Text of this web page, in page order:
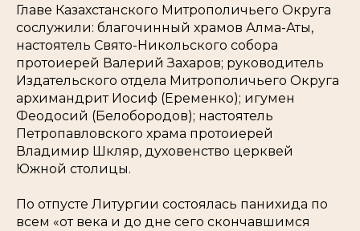
Главе Казахстанского Митрополичьего Округа
сослужили: благочинный храмов Алма-Аты,
настоятель Свято-Никольского собора
протоиерей Валерий Захаров; руководитель
Издательского отдела Митрополичьего Округа
архимандрит Иосиф (Еременко); игумен
Феодосий (Белобородов); настоятель
Петропавловского храма протоиерей
Владимир Шкляр, духовенство церквей
Южной столицы.
По отпусте Литургии состоялась панихида по
всем «от века и до дне сего скончавшимся